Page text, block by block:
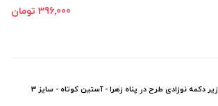
396٬000 تومان
زیر دکمه نوزادی طرح در پناه زهرا - آستین کوتاه - سایز 3